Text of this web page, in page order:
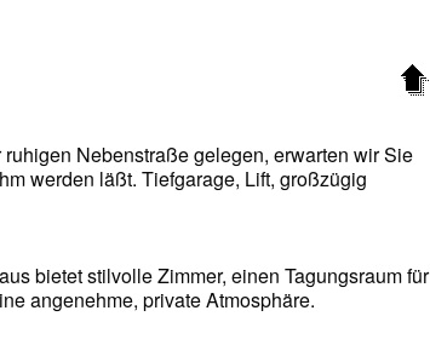
Nebenstraße gelegen, erwarten wir Sie
werden läßt. Tiefgarage, Lift, großzügig
bietet stilvolle Zimmer, einen Tagungsraum für
angenehme, private Atmosphäre.